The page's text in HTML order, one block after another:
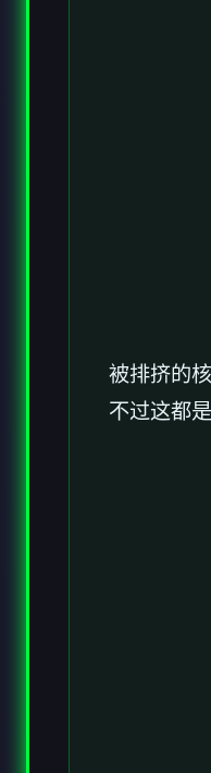
被排挤的
不过这都